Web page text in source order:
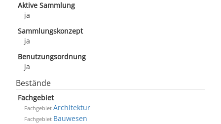
Aktive Sammlung
ja
Sammlungskonzept
ja
Benutzungsordnung
ja
Bestände
Fachgebiet
Fachgebiet Architektur
Fachgebiet Bauwesen